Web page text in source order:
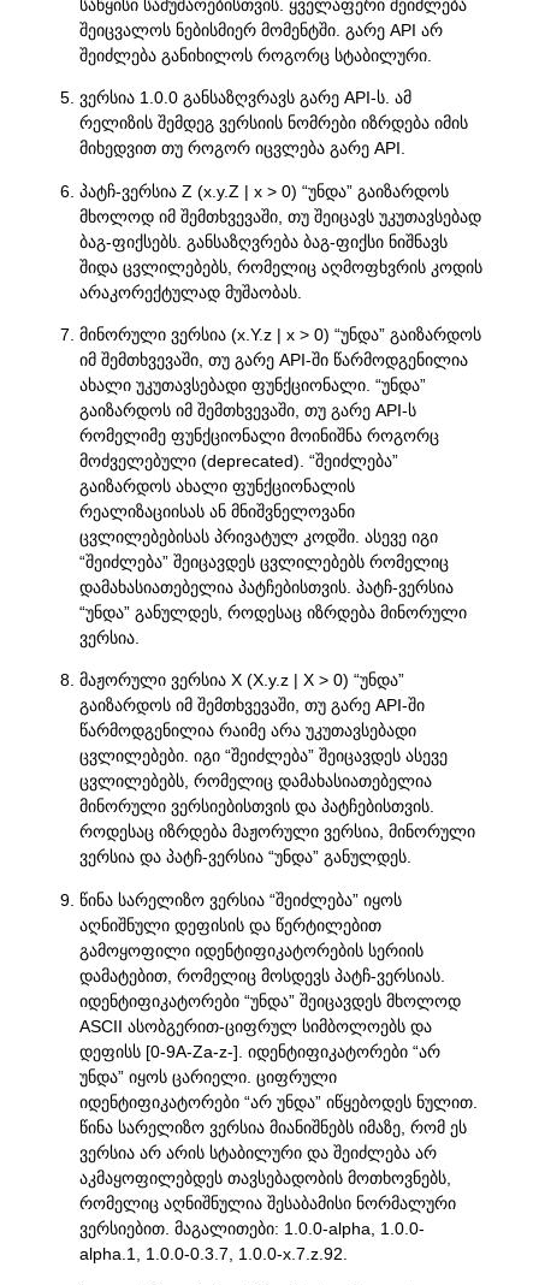
საწყისი სამუშაოებისთვის. ყველაფერი შეიძლება
შეიცვალოს ნებისმიერ მომენტში. გარე API არ
შეიძლება განიხილოს როგორც სტაბილური.
ვერსია 1.0.0 განსაზღვრავს გარე API-ს. ამ
რელიზის შემდეგ ვერსიის ნომრები იზრდება იმის
მიხედვით თუ როგორ იცვლება გარე API.
პატჩ-ვერსია Z (x.y.Z | x > 0) “უნდა” გაიზარდოს
მხოლოდ იმ შემთხვევაში, თუ შეიცავს უკუთავსებად
ბაგ-ფიქსებს. განსაზღვრება ბაგ-ფიქსი ნიშნავს
შიდა ცვლილებებს, რომელიც აღმოფხვრის კოდის
არაკორექტულად მუშაობას.
მინორული ვერსია (x.Y.z | x > 0) “უნდა” გაიზარდოს
იმ შემთხვევაში, თუ გარე API-ში წარმოდგენილია
ახალი უკუთავსებადი ფუნქციონალი. “უნდა”
გაიზარდოს იმ შემთხვევაში, თუ გარე API-ს
რომელიმე ფუნქციონალი მოინიშნა როგორც
მოძველებული (deprecated). “შეიძლება”
გაიზარდოს ახალი ფუნქციონალის
რეალიზაციისას ან მნიშვნელოვანი
ცვლილებებისას პრივატულ კოდში. ასევე იგი
“შეიძლება” შეიცავდეს ცვლილებებს რომელიც
დამახასიათებელია პატჩებისთვის. პატჩ-ვერსია
“უნდა” განულდეს, როდესაც იზრდება მინორული
ვერსია.
მაჟორული ვერსია X (X.y.z | X > 0) “უნდა”
გაიზარდოს იმ შემთხვევაში, თუ გარე API-ში
წარმოდგენილია რაიმე არა უკუთავსებადი
ცვლილებები. იგი “შეიძლება” შეიცავდეს ასევე
ცვლილებებს, რომელიც დამახასიათებელია
მინორული ვერსიებისთვის და პატჩებისთვის.
როდესაც იზრდება მაჟორული ვერსია, მინორული
ვერსია და პატჩ-ვერსია “უნდა” განულდეს.
წინა სარელიზო ვერსია “შეიძლება” იყოს
აღნიშნული დეფისის და წერტილებით
გამოყოფილი იდენტიფიკატორების სერიის
დამატებით, რომელიც მოსდევს პატჩ-ვერსიას.
იდენტიფიკატორები “უნდა” შეიცავდეს მხოლოდ
ASCII ასობგერით-ციფრულ სიმბოლოებს და
დეფისს [0-9A-Za-z-]. იდენტიფიკატორები “არ
უნდა” იყოს ცარიელი. ციფრული
იდენტიფიკატორები “არ უნდა” იწყებოდეს ნულით.
წინა სარელიზო ვერსია მიანიშნებს იმაზე, რომ ეს
ვერსია არ არის სტაბილური და შეიძლება არ
აკმაყოფილებდეს თავსებადობის მოთხოვნებს,
რომელიც აღნიშნულია შესაბამისი ნორმალური
ვერსიებით. მაგალითები: 1.0.0-alpha, 1.0.0-
alpha.1, 1.0.0-0.3.7, 1.0.0-x.7.z.92.